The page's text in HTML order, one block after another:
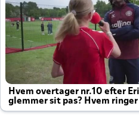
Hvem overtager nr.10 efter
glemmer sit pas? Hvem ringer
altid til efter kampe?